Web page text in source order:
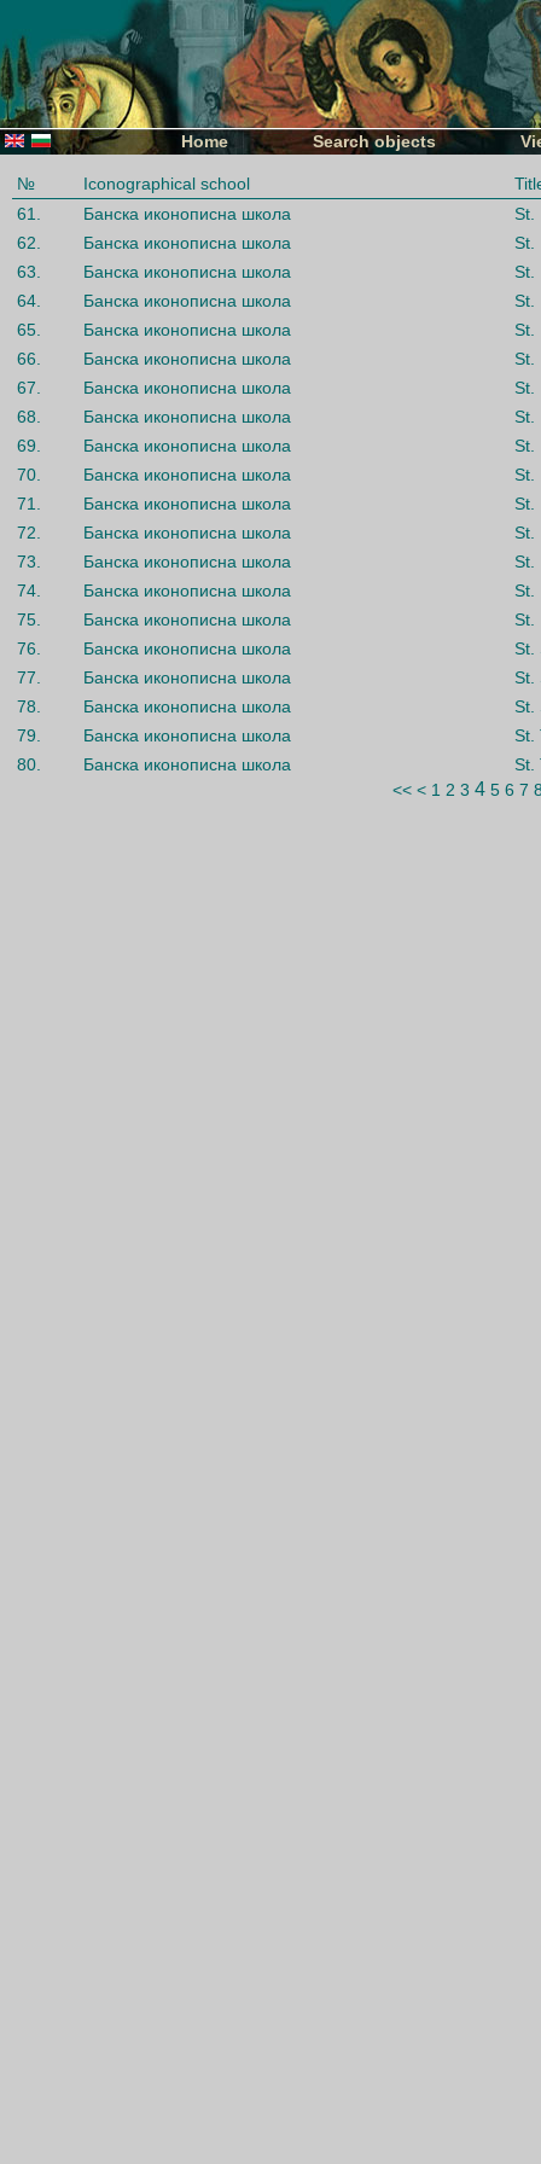
Home Search objects
№ Iconographical school
61.
Банска иконописна школа
St.
62.
Банска иконописна школа
St.
63.
Банска иконописна школа
St.
64.
Банска иконописна школа
St.
65.
Банска иконописна школа
St.
66.
Банска иконописна школа
St.
67.
Банска иконописна школа
St.
68.
Банска иконописна школа
St.
69.
Банска иконописна школа
St.
70.
Банска иконописна школа
St.
71.
Банска иконописна школа
St.
72.
Банска иконописна школа
St.
73.
Банска иконописна школа
St.
74.
Банска иконописна школа
St.
75.
Банска иконописна школа
St.
76.
Банска иконописна школа
St.
77.
Банска иконописна школа
St.
78.
Банска иконописна школа
St.
79.
Банска иконописна школа
St.
80.
Банска иконописна школа
St.
<< < 1 2 3 4 5 6 7